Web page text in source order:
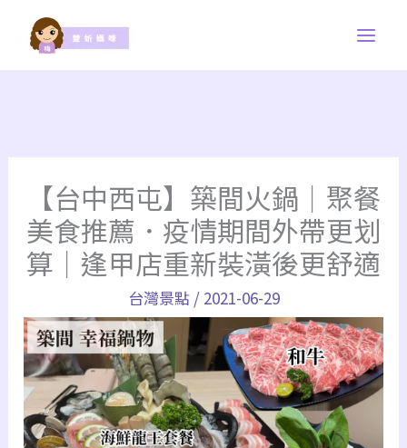
【台中西屯】築間火鍋｜聚餐
美食推薦．疫情期間外帶更划
算｜逢甲店重新裝潢後更舒適
台灣景點/ 2021-06-29